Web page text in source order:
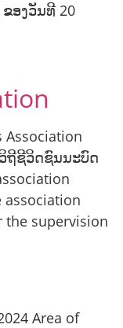
ອງວັນທີ 20
Association
ວິຖີຊີວິດຊົນນະບົດ
association
the supervision
Area of